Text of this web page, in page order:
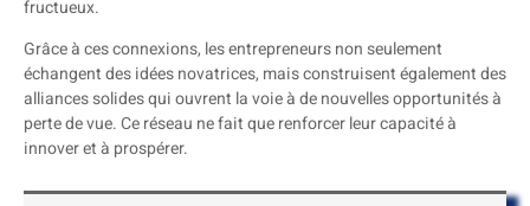
fructueux.
Grâce à ces connexions, les entrepreneurs non seulement
échangent des idées novatrices, mais construisent également des
alliances solides qui ouvrent la voie à de nouvelles opportunités à
perte de vue. Ce réseau ne fait que renforcer leur capacité à
innover et à prospérer.